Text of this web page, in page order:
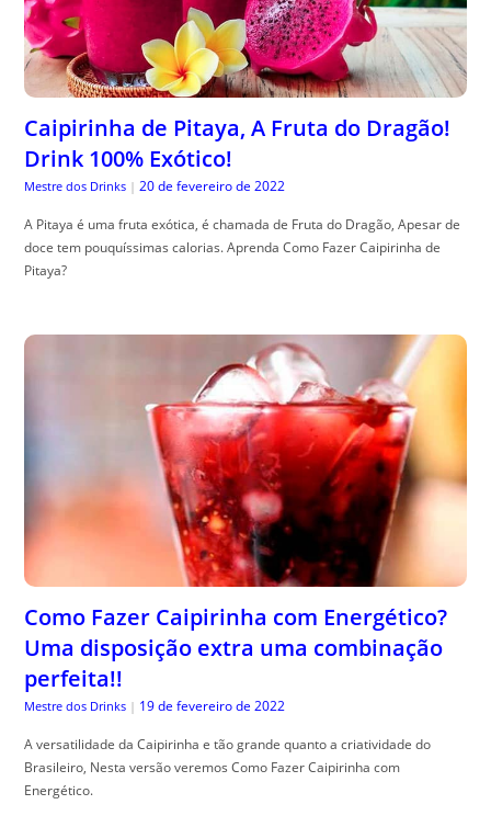
Caipirinha de Pitaya, A Fruta do Dragão!
Drink 100% Exótico!
Mestre dos Drinks | 20 de fevereiro de 2022
A Pitaya é uma fruta exótica, é chamada de Fruta do Dragão, Apesar de
doce tem pouquíssimas calorias. Aprenda Como Fazer Caipirinha de
Pitaya?
Como Fazer Caipirinha com Energético?
Uma disposição extra uma combinação
perfeita!!
Mestre dos Drinks | 19 de fevereiro de 2022
A versatilidade da Caipirinha e tão grande quanto a criatividade do
Brasileiro, Nesta versão veremos Como Fazer Caipirinha com
Energético.